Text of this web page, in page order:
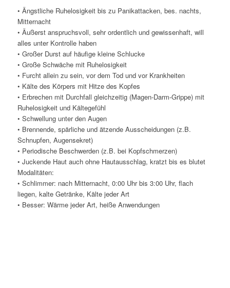
• Ängstliche Ruhelosigkeit bis zu Panikattacken, bes. nachts,
Mitternacht
• Äußerst anspruchsvoll, sehr ordentlich und gewissenhaft, will
alles unter Kontrolle haben
• Großer Durst auf häufige kleine Schlucke
• Große Schwäche mit Ruhelosigkeit
• Furcht allein zu sein, vor dem Tod und vor Krankheiten
• Kälte des Körpers mit Hitze des Kopfes
• Erbrechen mit Durchfall gleichzeitig (Magen-Darm-Grippe) mit
Ruhelosigkeit und Kältegefühl
• Schwellung unter den Augen
• Brennende, spärliche und ätzende Ausscheidungen (z.B.
Schnupfen, Augensekret)
• Periodische Beschwerden (z.B. bei Kopfschmerzen)
• Juckende Haut auch ohne Hautausschlag, kratzt bis es blutet
Modalitäten:
• Schlimmer: nach Mitternacht, 0:00 Uhr bis 3:00 Uhr, flach
liegen, kalte Getränke, Kälte jeder Art
• Besser: Wärme jeder Art, heiße Anwendungen